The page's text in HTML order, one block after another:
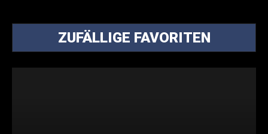
ZUFÄLLIGE FAVORITEN